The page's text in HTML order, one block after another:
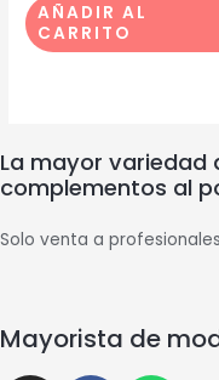
AÑADIR AL
CARRITO
La mayor variedad
complementos al
Solo venta a
Mayorista de